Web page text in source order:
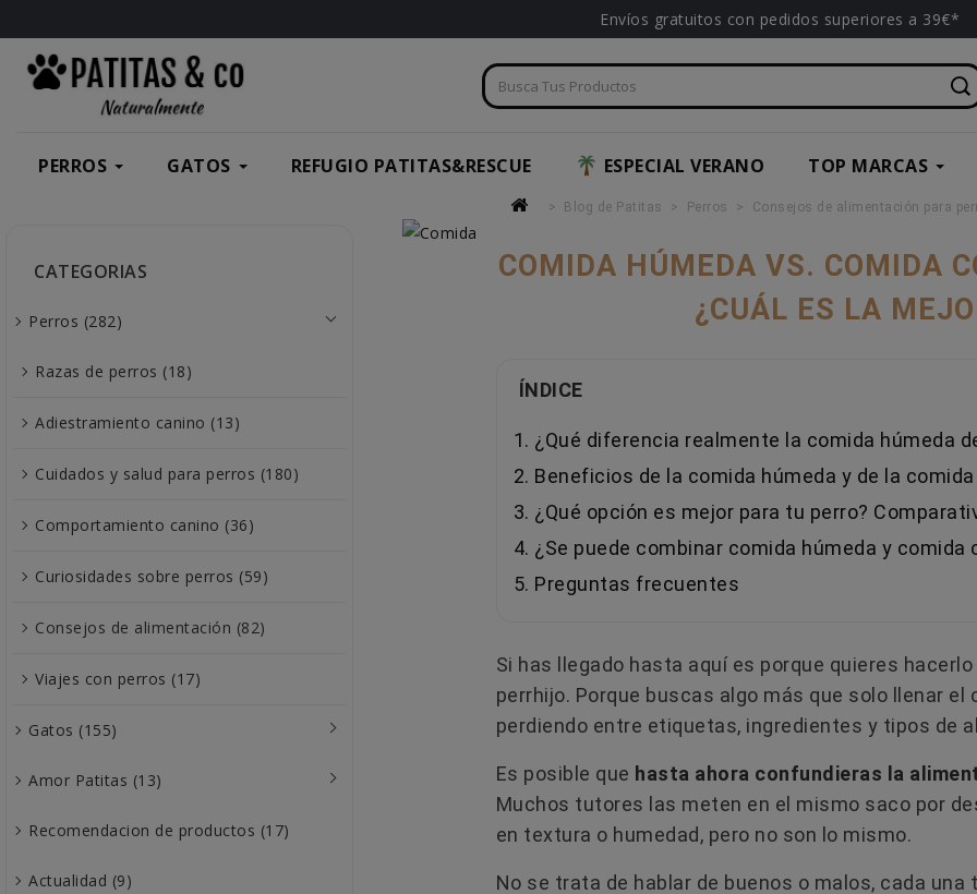
Envíos gratuitos con pedidos superiores a 39€*
PERROS GATOS REFUGIO PATITAS&RESCUE ESPECIAL VERANO TOP MARCAS
CATEGORIAS
Perros (282)
Razas de perros (18)
Adiestramiento canino (13)
Cuidados y salud para perros (180)
Comportamiento canino (36)
Curiosidades sobre perros (59)
Consejos de alimentación (82)
Viajes con perros (17)
Gatos (155)
Amor Patitas (13)
Recomendacion de productos (17)
Actualidad (9)
Blog de Patitas Perros Consejos de alimentación para
COMIDA HÚMEDA VS. COMIDA
¿CUÁL ES LA
ÍNDICE
1. ¿Qué diferencia realmente la comida húmeda
2. Beneficios de la comida húmeda y de la
3. ¿Qué opción es mejor para tu perro?
4. ¿Se puede combinar comida húmeda y comida
5. Preguntas frecuentes
Si has llegado hasta aquí es porque quieres
perrhijo. Porque buscas algo más que solo llenar
perdiendo entre etiquetas, ingredientes y tipos de
Es posible que hasta ahora confundieras la
Muchos tutores las meten en el mismo saco por
en textura o humedad, pero no son lo mismo.
No se trata de hablar de buenos o malos, cada